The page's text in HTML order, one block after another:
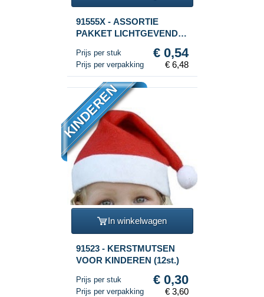
91555X - ASSORTIE
PAKKET LICHTGEVENDE
Prijs per stuk € 0,54
Prijs per verpakking € 6,48
KINDEREN
In winkelwagen
91523 - KERSTMUTSEN
VOOR KINDEREN (12st.)
Prijs per stuk € 0,30
Prijs per verpakking € 3,60